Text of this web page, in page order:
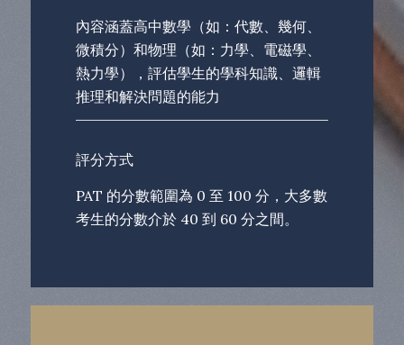
內容涵蓋高中數學（如：代數、幾何、
微積分）和物理（如：力學、電磁學、
熱力學），評估學生的學科知識、邏輯
推理和解決問題的能力
評分方式
PAT 的分數範圍為 0 至 100 分，大多數
考生的分數介於 40 到 60 分之間。